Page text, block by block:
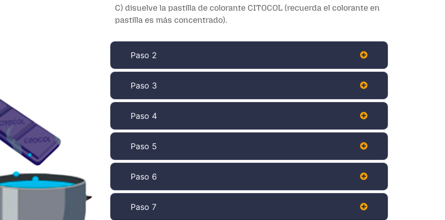
C) disuelve la pastilla de colorante CITOCOL (recuerda el colorante en
pastilla es más concentrado).
Paso 2
Paso 3
Paso 4
Paso 5
Paso 6
Paso 7